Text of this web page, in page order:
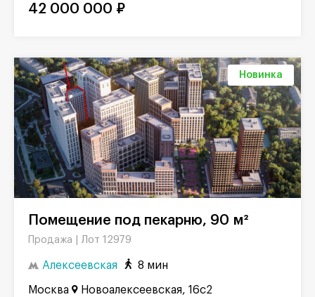
42 000 000 ₽
Новинка
Помещение под пекарню, 90 м²
Продажа | Лот 12979
Алексеевская 8 мин
Москва Новоалексеевская, 16с2